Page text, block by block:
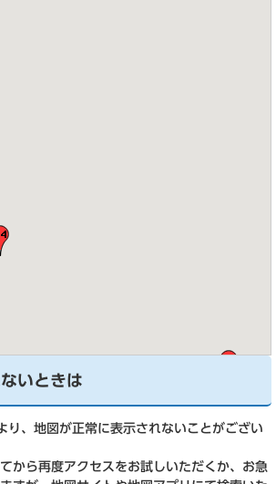
いときは
、地図が正常に表示されないことがござい
から再度アクセスをお試しいただくか、お急